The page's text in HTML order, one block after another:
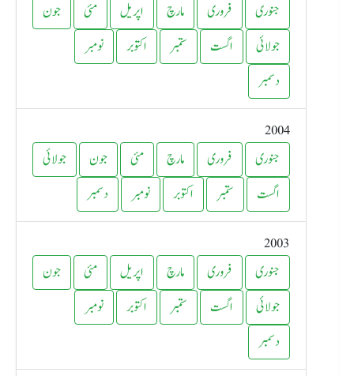
جنوری
فروری مارچ اپریل مئی
جون
جولائی
اگست ستمبر اکتوبر
نومبر
دسمبر
2004
جنوری
فروری مارچ مئی جون
جولائی
اگست
ستمبر اکتوبر نومبر دسمبر
2003
جنوری
فروری مارچ اپریل مئی
جون
جولائی
اگست ستمبر اکتوبر
نومبر
دسمبر